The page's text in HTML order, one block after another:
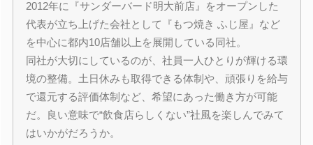
2012年に『サンダーバード明大前店』をオープンした
代表が立ち上げた会社として『もつ焼き ふじ屋』など
を中心に都内10店舗以上を展開している同社。
同社が大切にしているのが、社員一人ひとりが輝ける環
境の整備。土日休みも取得できる体制や、頑張りを給与
で還元する評価体制など、希望にあった働き方が可能
だ。良い意味で“飲食店らしくない”社風を楽しんでみて
はいかがだろうか。